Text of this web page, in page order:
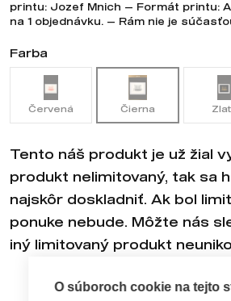
printu: Jozef Mnich — Formát printu:
na 1 objednávku. — Rám nie je
Farba
Červená Čierna
Tento náš produkt je už žial
produkt nelimitovaný, tak sa
najskôr doskladniť. Ak bol
ponuke nebude. Môžte nás
iný limitovaný produkt
O súboroch cookie na tejto